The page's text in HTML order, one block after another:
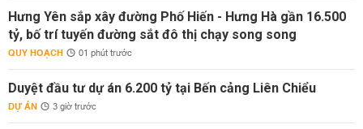
Hưng Yên sắp xây đường Phố Hiến - Hưng Hà gần 16.500
tỷ, bố trí tuyến đường sắt đô thị chạy song song
QUY HOẠCH 01 phút trước
Duyệt đầu tư dự án 6.200 tỷ tại Bến cảng Liên Chiểu
DỰ ÁN 3 giờ trước